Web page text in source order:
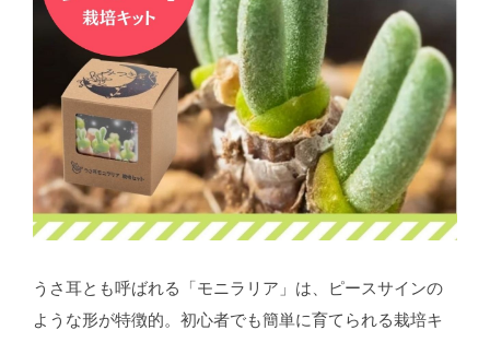
うさ耳とも呼ばれる「モニラリア」は、ピースサインの
ような形が特徴的。初心者でも簡単に育てられる栽培キ